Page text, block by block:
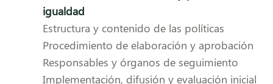
igualdad
Estructura y contenido de las políticas
Procedimiento de elaboración y aprobación
Responsables y órganos de seguimiento
Implementación, difusión y evaluación inicial